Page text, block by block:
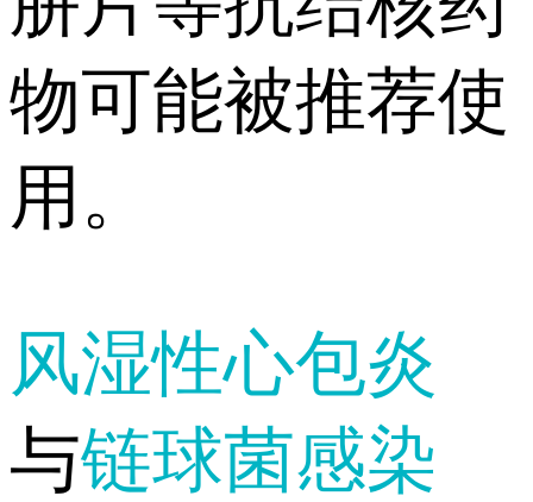
物可能被推荐使
用。
风湿性心包炎
与链球菌感染